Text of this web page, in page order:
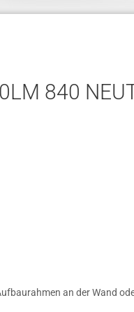
840
an der Wand